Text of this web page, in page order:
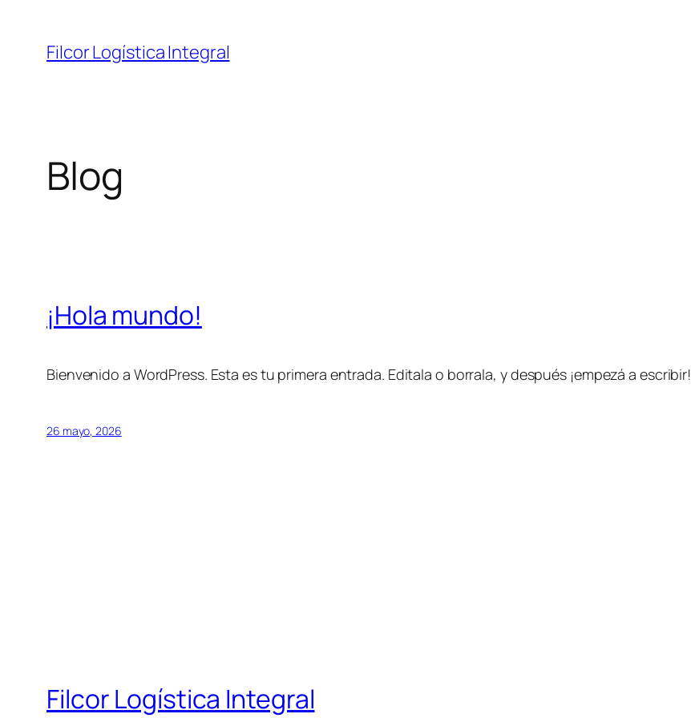
contenido
Filcor Logística Integral
Blog
¡Hola mundo!
Bienvenido a WordPress. Esta es tu primera entrada. Editala o borrala, y después ¡empezá a escribir!
26 mayo, 2026
Filcor Logística Integral